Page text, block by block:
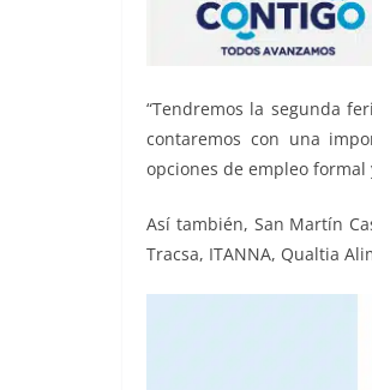
“Tendremos la segunda
contaremos con una
opciones de empleo
Así también, San Martín
Tracsa, ITANNA, Qualtia